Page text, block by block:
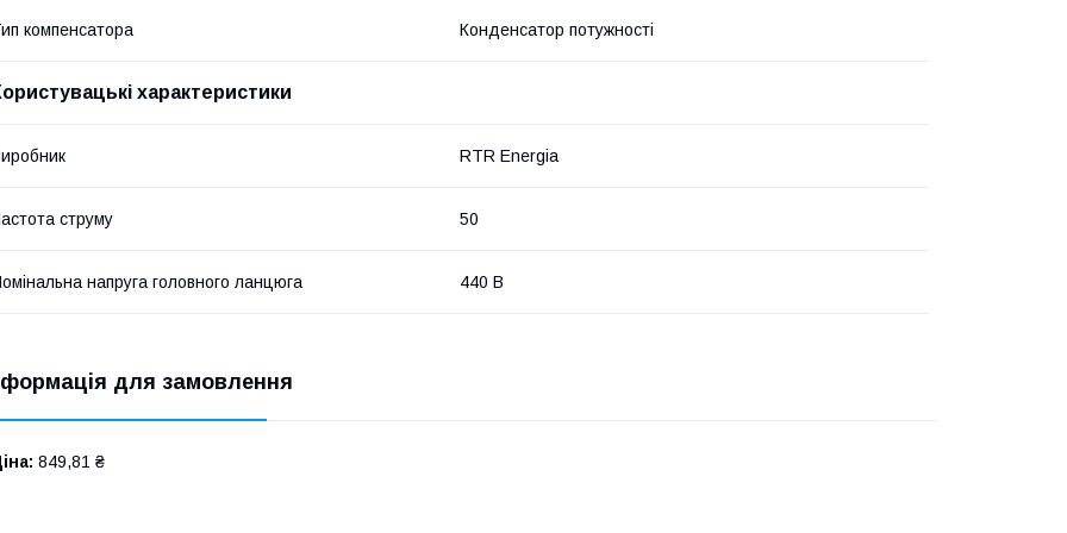
компенсатора Конденсатор потужності
характеристики
RTR Energia
струму 50
напруга головного ланцюга 440 В
для замовлення
849,81 ₴